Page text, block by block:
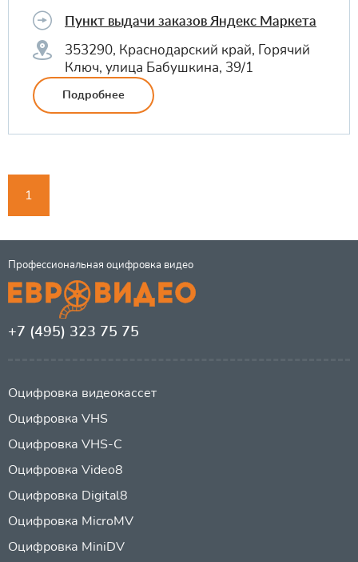
Пункт выдачи заказов Яндекс Маркета
353290, Краснодарский край, Горячий
Ключ, улица Бабушкина, 39/1
Подробнее
1
Профессиональная оцифровка видео
+7 (495) 323 75 75
Оцифровка видеокассет
Оцифровка VHS
Оцифровка VHS-C
Оцифровка Video8
Оцифровка Digital8
Оцифровка MicroMV
Оцифровка MiniDV